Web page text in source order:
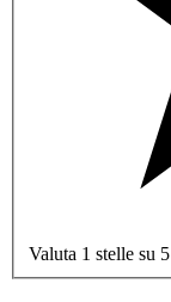
Valuta 1 stelle su 5